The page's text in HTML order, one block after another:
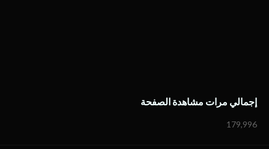
إجمالي مرات مشاهدة الصفحة
179,996